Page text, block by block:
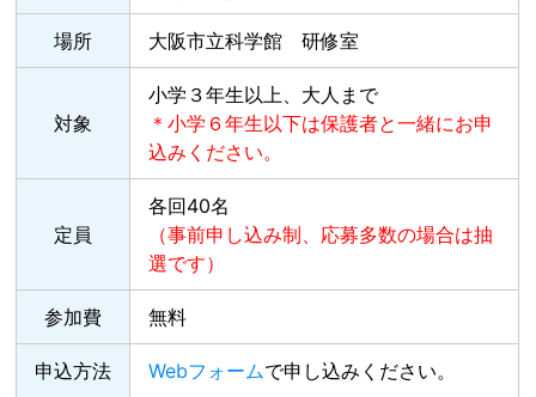
場所 大阪市立科学館 研修室
対象
小学３年生以上、大人まで
＊小学６年生以下は保護者と一緒にお申
込みください。
定員
各回40名
（事前申し込み制、応募多数の場合は抽
選です）
参加費 無料
申込方法 Webフォームで申し込みください。